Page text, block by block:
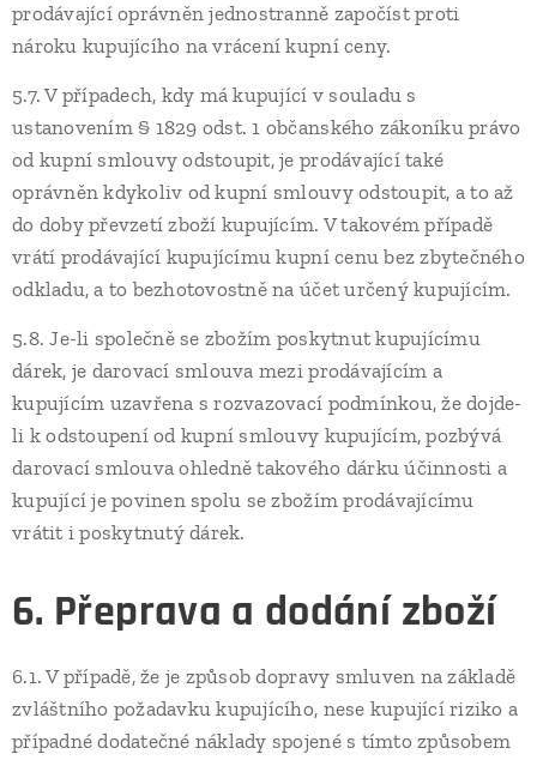
prodávající oprávněn jednostranně započíst proti
nároku kupujícího na vrácení kupní ceny.
5.7. V případech, kdy má kupující v souladu s
ustanovením § 1829 odst. 1 občanského zákoníku právo
od kupní smlouvy odstoupit, je prodávající také
oprávněn kdykoliv od kupní smlouvy odstoupit, a to až
do doby převzetí zboží kupujícím. V takovém případě
vrátí prodávající kupujícímu kupní cenu bez zbytečného
odkladu, a to bezhotovostně na účet určený kupujícím.
5.8. Je-li společně se zbožím poskytnut kupujícímu
dárek, je darovací smlouva mezi prodávajícím a
kupujícím uzavřena s rozvazovací podmínkou, že dojde-
li k odstoupení od kupní smlouvy kupujícím, pozbývá
darovací smlouva ohledně takového dárku účinnosti a
kupující je povinen spolu se zbožím prodávajícímu
vrátit i poskytnutý dárek.
6. Přeprava a dodání zboží
6.1. V případě, že je způsob dopravy smluven na základě
zvláštního požadavku kupujícího, nese kupující riziko a
případné dodatečné náklady spojené s tímto způsobem